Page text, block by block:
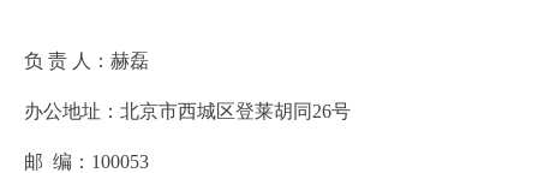
负 责 人： 赫磊
办公地址： 北京市西城区登莱胡同 26号
邮 编： 100053